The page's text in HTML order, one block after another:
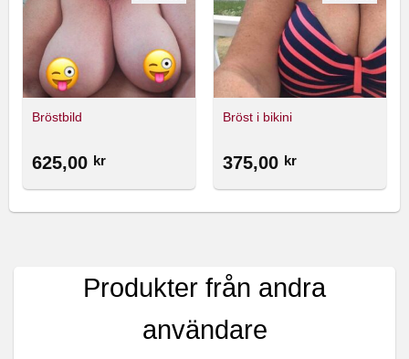
Bröstbild
625,00 kr
Bröst i bikini
375,00 kr
Produkter från andra
användare